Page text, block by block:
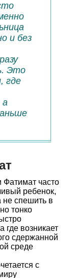
и без
Это
где
а
часто
ребенок,
не спешить в
тонко
где возникает
сдержанной
среде
с